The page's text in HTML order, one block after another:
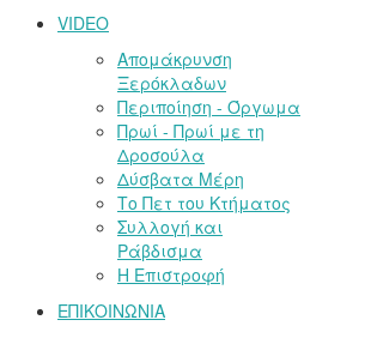
VIDEO
Απομάκρυνση
Ξερόκλαδων
Περιποίηση - Όργωμα
Πρωί - Πρωί με τη
Δροσούλα
Δύσβατα Μέρη
Το Πετ του Κτήματος
Συλλογή και
Ράβδισμα
Η Επιστροφή
ΕΠΙΚΟΙΝΩΝΙΑ